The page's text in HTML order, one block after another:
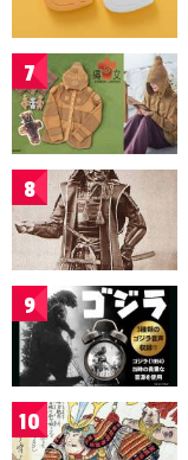
7
8
9
10